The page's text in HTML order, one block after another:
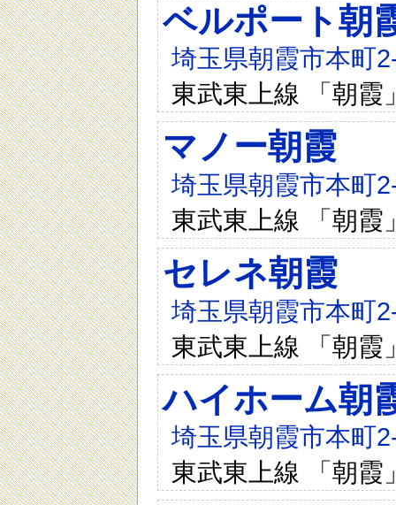
ベルポート朝
埼玉県朝霞市本町
東武東上線 「朝霞
マノー朝霞
埼玉県朝霞市本町
東武東上線 「朝霞
セレネ朝霞
埼玉県朝霞市本町
東武東上線 「朝霞
ハイホーム朝
埼玉県朝霞市本町
東武東上線 「朝霞